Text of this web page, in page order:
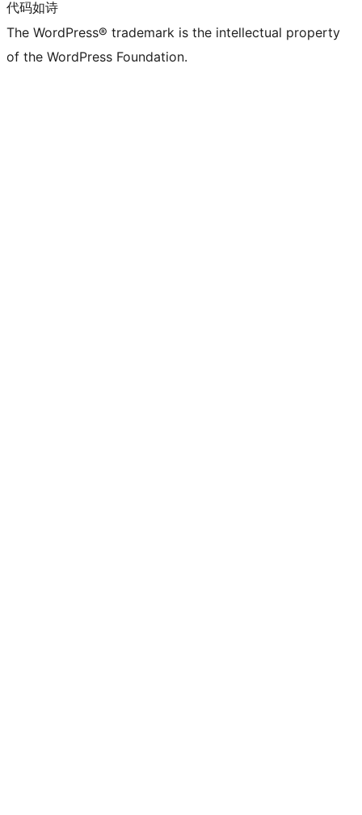
代码如诗
The WordPress® trademark is the intellectual property
of the WordPress Foundation.